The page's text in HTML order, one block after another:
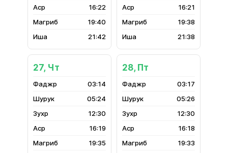
16:22
19:40
21:42
16:21
19:38
21:38
27, Чт
03:14
05:24
12:30
16:19
19:35
28, Пт
03:17
05:26
12:30
16:18
19:33